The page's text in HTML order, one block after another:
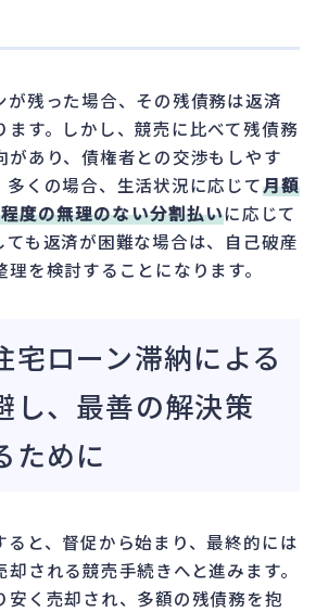
が残った場合、その残債務は返済
ます。しかし、競売に比べて残債務
があり、債権者との交渉もしやす
多くの場合、生活状況に応じて月額
度の無理のない分割払いに応じて
ても返済が困難な場合は、自己破産
を検討することになります。
宅ローン滞納による
し、最善の解決策
ために
ると、督促から始まり、最終的には
される競売手続きへと進みます。
安く売却され、多額の残債務を抱